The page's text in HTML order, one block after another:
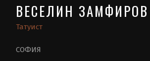
ВЕСЕЛИН ЗАМФИРОВ
Татуист
СОФИЯ